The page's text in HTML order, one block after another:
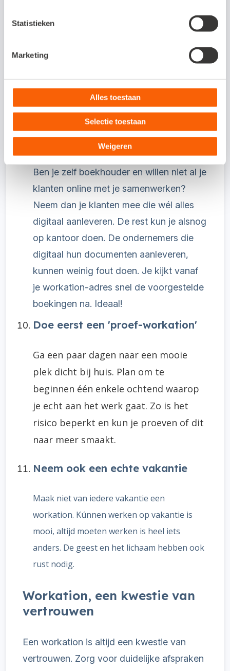
Statistieken
Marketing
Alles toestaan
Selectie toestaan
Weigeren
Start dan snel met online samenwerken.
je naar een eigen mailbox en papieren
administratie. Scan-en-herken zet
boekingsvoorstellen klaar en een
bankkoppeling zorgt voor automatische
aflettering.
Ben je zelf boekhouder en willen niet al je
klanten online met je samenwerken?
Neem dan je klanten mee die wél alles
digitaal aanleveren. De rest kun je alsnog
op kantoor doen. De ondernemers die
digitaal hun documenten aanleveren,
kunnen weinig fout doen. Je kijkt vanaf
je workation-adres snel de voorgestelde
boekingen na. Ideaal!
Doe eerst een 'proef-workation'
Ga een paar dagen naar een mooie
plek dicht bij huis. Plan om te
beginnen één enkele ochtend waarop
je echt aan het werk gaat. Zo is het
risico beperkt en kun je proeven of dit
naar meer smaakt.
Neem ook een echte vakantie
Maak niet van iedere vakantie een
workation. Kúnnen werken op vakantie is
mooi, altijd moeten werken is heel iets
anders. De geest en het lichaam hebben ook
rust nodig.
Workation, een kwestie van
vertrouwen
Een workation is altijd een kwestie van
vertrouwen. Zorg voor duidelijke afspraken